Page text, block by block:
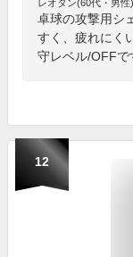
レオタン(60代・男性)
卓球の攻撃用シ
すく、疲れにく
守レベル/OFFで
12